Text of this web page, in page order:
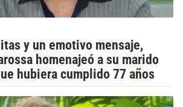
y un emotivo mensaje,
homenajeó a su marido
hubiera cumplido 77 años